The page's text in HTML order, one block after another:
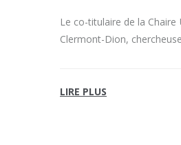
Le co-titulaire de la Chaire
Clermont-Dion,
LIRE PLUS